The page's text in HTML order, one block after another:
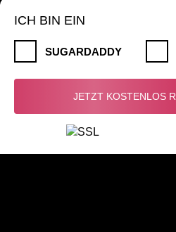
ICH BIN EIN
SUGARDADDY